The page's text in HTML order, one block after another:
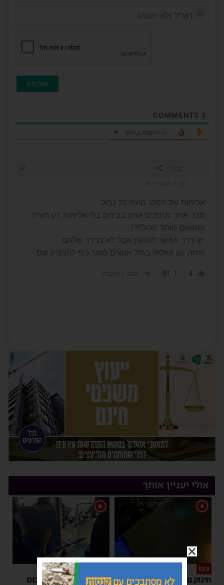
3
החדשות ביותר
נתי
אלימות של הפלג חוצה כל גבול
מצד אחד מחנכים אותן בביהס בלי אלימות רק תורה
וםתאום מותר הכול???
יש דרך אפשר להפגין אבל לא בדרך שלהם
ואתה ינון אזולאי בגלל אנשים כמוך כיף להצביע שס
4
-1
אולי יעניין אותך
1
צפו
תינוק ננעל ברכב באשקלון –
1
איבוד עשתונות
נסיעת האימים באוטובוס